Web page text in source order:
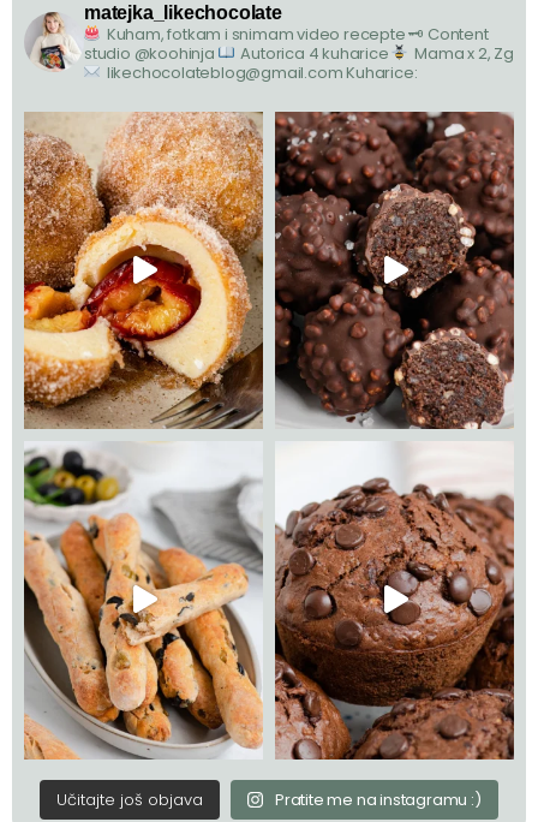
matejka_likechocolate
Kuham, fotkam i snimam video recepte🗝 Content
studio @koohinja
Autorica 4 kuharice
Mama x 2, Zg
likechocolateblog@gmail.com Kuharice:
Učitajte još objava Pratite me na instagramu :)